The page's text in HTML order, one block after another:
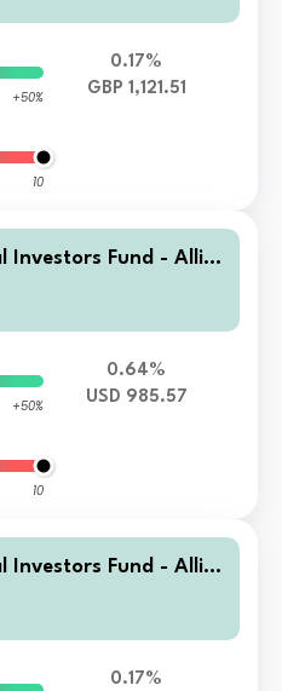
+50%
10
0.17%
GBP 1,121.51
Investors Fund - Allia
Select Bond IM
+50%
10
0.64%
USD 985.57
Investors Fund - Allia
Select Bond W
0.17%